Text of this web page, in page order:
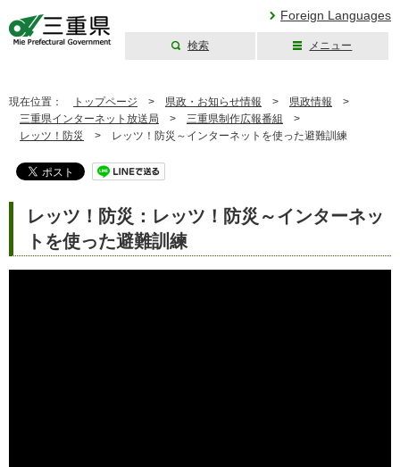
Foreign Languages
検索 メニュー
現在位置： トップページ > 県政・お知らせ情報 > 県政情報 >
三重県インターネット放送局 > 三重県制作広報番組
>
レッツ！防災
> レッツ！防災～インターネットを使った避難訓練
レッツ！防災：レッツ！防災～インターネッ
トを使った避難訓練